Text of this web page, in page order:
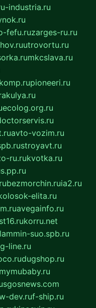
industria.ru
fefu.ruzarges-ru.ru
utrovortu.ru
mkcslava.ru
pioneeri.ru
ecolog.org.ru
avto-vozim.ru
stroyavt.ru
ru.rukvotka.ru
bezmorchin.ruia2.ru
elita.ru
avegainfo.ru
korru.net
lammin-suo.spb.ru
line.ru
dugshop.ru
mymubaby.ru
dev.ruf-ship.ru